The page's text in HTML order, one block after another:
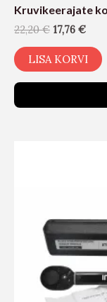
Kruvikeerajate
22,20€ 17,76 €
LISA KORVI